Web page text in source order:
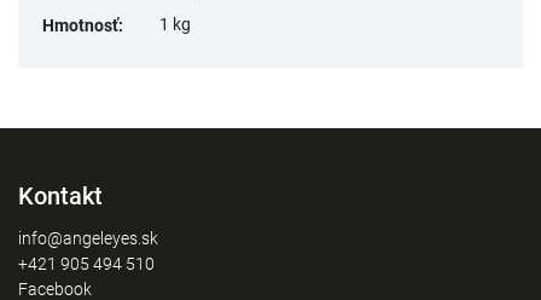
Hmotnosť: 1 kg
Kontakt
info@angeleyes.sk
+421 905 494 510
Facebook